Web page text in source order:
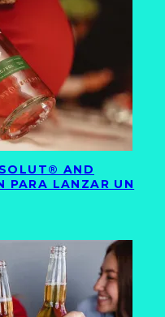
AND
PARA LANZAR UN